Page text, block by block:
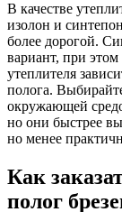
В качестве
изолон и
более дорогой.
вариант, при
утеплителя
полога.
окружающей
но они быстрее
но менее
Как
полог